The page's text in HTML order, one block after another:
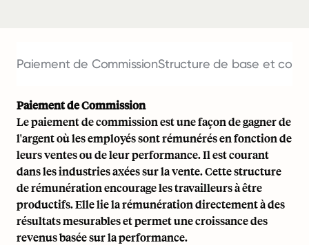
Paiement de CommissionStructure de base et
Paiement de Commission
Le paiement de commission est une façon de gagner de
l'argent où les employés sont rémunérés en fonction de
leurs ventes ou de leur performance. Il est courant
dans les industries axées sur la vente. Cette structure
de rémunération encourage les travailleurs à être
productifs. Elle lie la rémunération directement à des
résultats mesurables et permet une croissance des
revenus basée sur la performance.